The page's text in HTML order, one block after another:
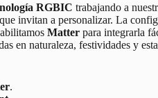
RGBIC trabajando a
invitan a personalizar. La
Matter para integrarla
en naturaleza, festividades y
.